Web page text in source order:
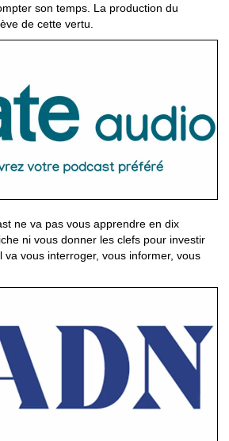
son temps. La production du
de cette vertu.
ne va pas vous apprendre en dix
ni vous donner les clefs pour investir
va vous interroger, vous informer, vous